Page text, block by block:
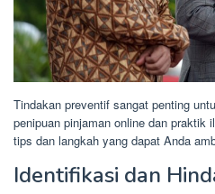
Tindakan preventif sangat penting
penipuan pinjaman online dan praktik
tips dan langkah yang dapat Anda
Identifikasi dan